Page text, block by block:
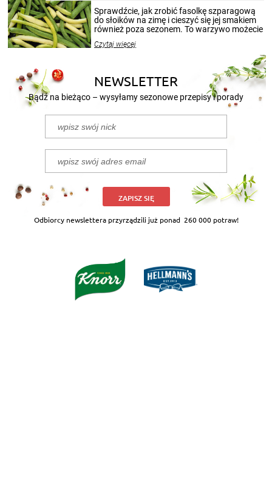
patenty, które pozwolą zachować świeżość
przetworów.
Sprawdźcie, jak zrobić fasolkę szparagową
do słoików na zimę i cieszyć się jej smakiem
również poza sezonem. To warzywo możecie
nasze propozycje!
Czytaj więcej
NEWSLETTER
Bądź na bieżąco – wysyłamy sezonowe przepisy i porady
ZAPISZ SIĘ
Odbiorcy newslettera przyrządzili już ponad 260 000 potraw!